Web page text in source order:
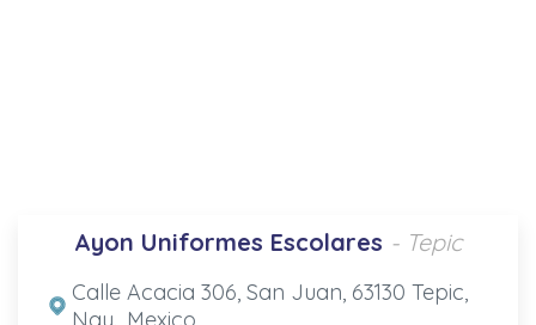
Ayon Uniformes Escolares - Tepic
Calle Acacia 306, San Juan, 63130 Tepic,
Nay., Mexico